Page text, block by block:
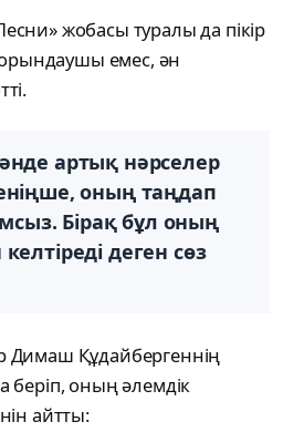
жобасы туралы да пікір
орындаушы емес, ән
артық нәрселер
оның таңдап
Бірақ бұл оның
деген сөз
Димаш Құдайбергеннің
беріп, оның әлемдік
айтты: